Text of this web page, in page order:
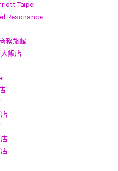
Taipei
Resonance
務旅館
飯店